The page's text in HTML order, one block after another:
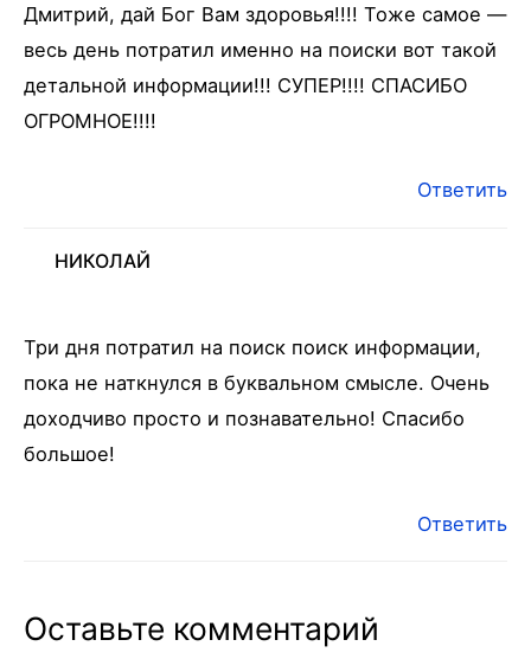
Дмитрий, дай Бог Вам здоровья!!!! Тоже самое —
весь день потратил именно на поиски вот такой
детальной информации!!! СУПЕР!!!! СПАСИБО
ОГРОМНОЕ!!!!
Ответить
НИКОЛАЙ
Три дня потратил на поиск поиск информации,
пока не наткнулся в буквальном смысле. Очень
доходчиво просто и познавательно! Спасибо
большое!
Ответить
Оставьте комментарий